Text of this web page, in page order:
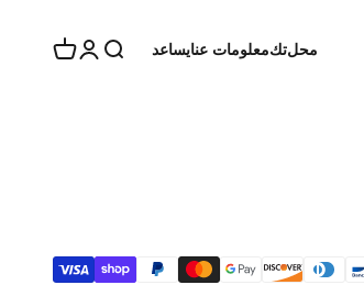
محلتكمعلومات عنايساعد يبحثتسجيل الدخول
عربة